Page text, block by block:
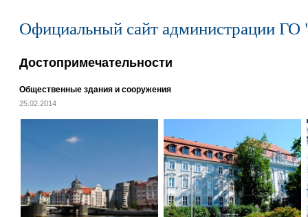
Официальный сайт администрации ГО
Достопримечательности
Общественные здания и сооружения
25.02.2014